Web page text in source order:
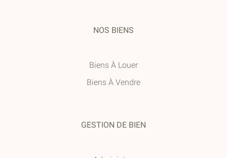
NOS BIENS
Biens À Louer
Biens À Vendre
GESTION DE BIEN